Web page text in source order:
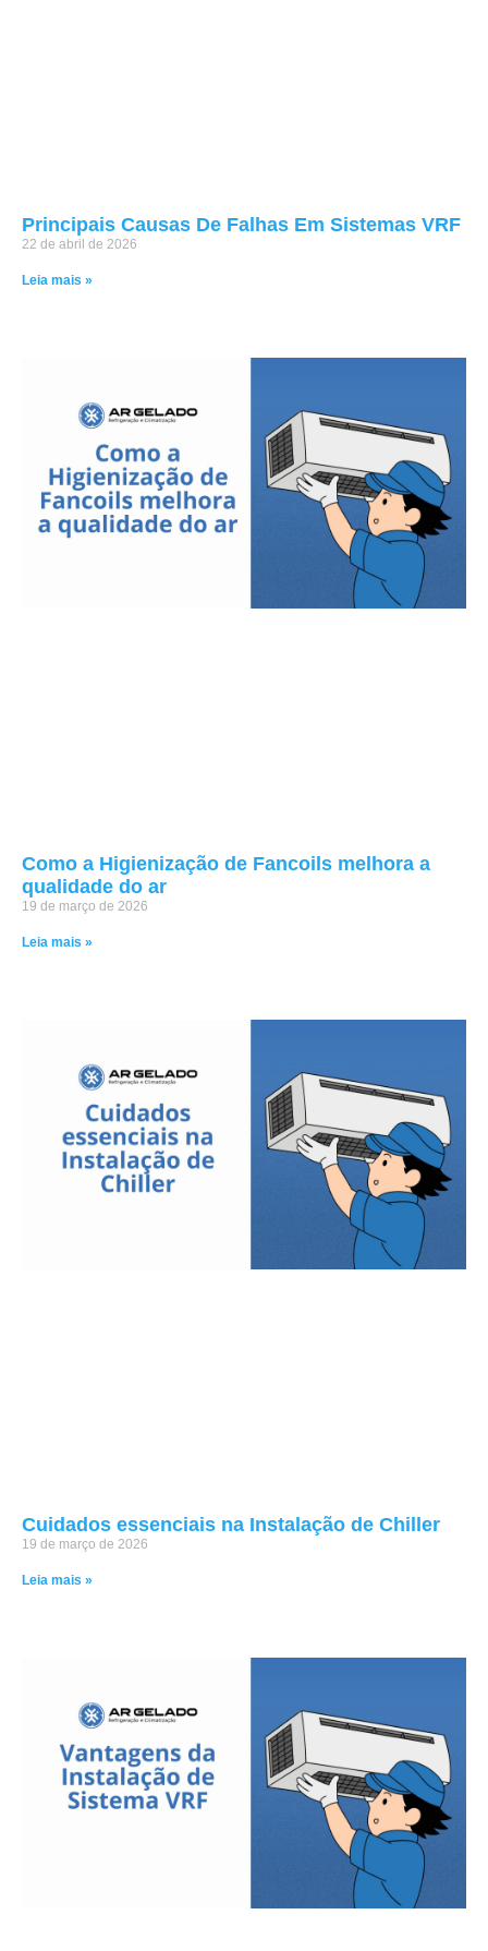
Principais Causas De Falhas Em Sistemas VRF
22 de abril de 2026
Leia mais »
Como a Higienização de Fancoils melhora a
qualidade do ar
19 de março de 2026
Leia mais »
Cuidados essenciais na Instalação de Chiller
19 de março de 2026
Leia mais »